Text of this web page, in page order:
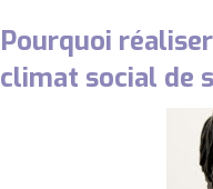
Pourquoi
climat social de